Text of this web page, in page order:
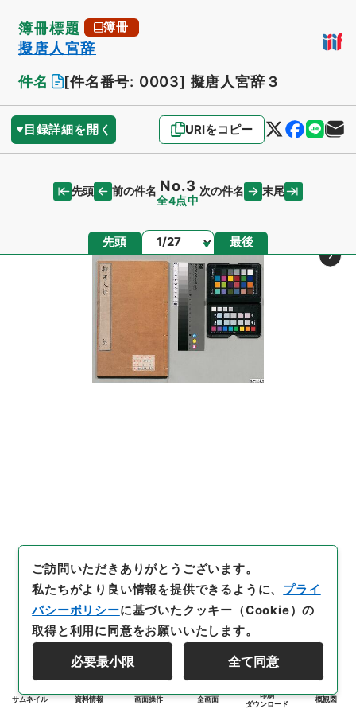
簿冊標題 簿冊
擬唐人宮辞
件名
[件名番号: 0003] 擬唐人宮辞３
目録詳細を開く URIをコピー
先頭 前の件名 No.3
全4点中
次の件名 末尾
先頭 ページ 最後
サムネイル 資料情報 画面操作 全画面
印刷
ダウンロード
概観図
ご訪問いただきありがとうございます。
私たちがより良い情報を提供できるように、 プライ
バシーポリシーに基づいたクッキー（Cookie）の
取得と利用に同意をお願いいたします。
必要最小限 全て同意